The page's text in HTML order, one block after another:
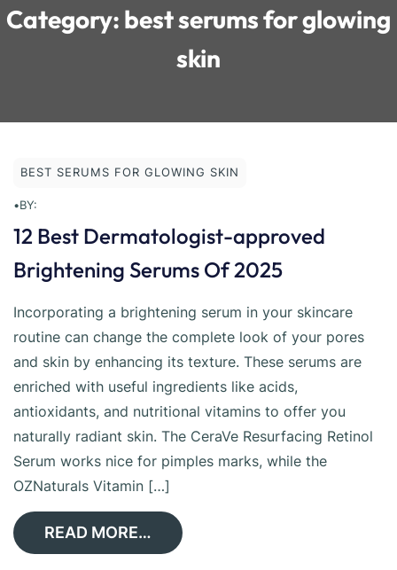
Category: best serums for glowing
skin
BEST SERUMS FOR GLOWING SKIN
•BY:
12 Best Dermatologist-approved
Brightening Serums Of 2025
Incorporating a brightening serum in your skincare
routine can change the complete look of your pores
and skin by enhancing its texture. These serums are
enriched with useful ingredients like acids,
antioxidants, and nutritional vitamins to offer you
naturally radiant skin. The CeraVe Resurfacing Retinol
Serum works nice for pimples marks, while the
OZNaturals Vitamin […]
READ MORE…